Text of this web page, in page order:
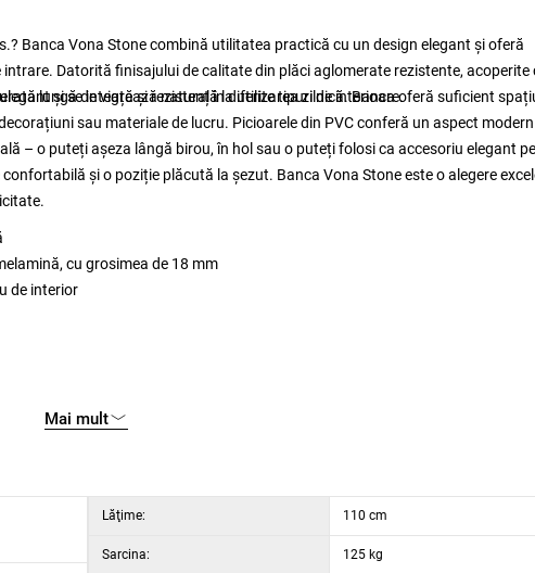
Banca Vona Stone combină utilitatea practică cu un design elegant și oferă
Datorită finisajului de calitate din plăci aglomerate rezistente, acoperite
și se integrează natural în diferite tipuri de interioare.
lungă de viață și rezistență la utilizarea zilnică. Banca oferă suficient
sau materiale de lucru. Picioarele din PVC conferă un aspect modern
– o puteți așeza lângă birou, în hol sau o puteți folosi ca accesoriu elegant
și o poziție plăcută la șezut. Banca Vona Stone este o alegere
cu grosimea de 18 mm
de interior
Mai mult
Lăţime: 110 cm
Sarcina: 125 kg